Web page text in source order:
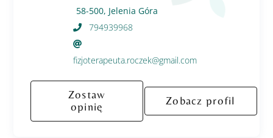
58-500, Jelenia Góra
794939968
fizjoterapeuta.roczek@gmail.com
Zostaw
opinię
Zobacz profil